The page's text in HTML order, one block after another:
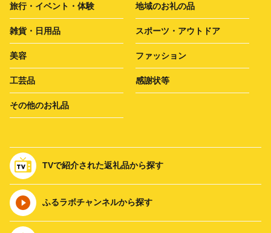
旅行・イベント・体験 地域のお礼の品
雑貨・日用品 スポーツ・アウトドア
美容 ファッション
工芸品 感謝状等
その他のお礼品
TVで紹介された返礼品から探す
ふるラボチャンネルから探す